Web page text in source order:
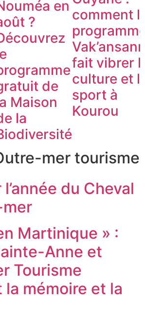
en
?
de
Maison
la
comment
fait vibrer
culture et
sport à
Kourou
mer tourisme
du Cheval
Martinique » :
Anne et
Tourisme
mémoire et la